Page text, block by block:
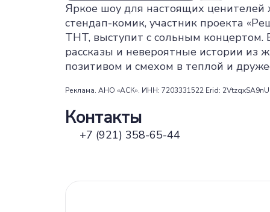
Яркое шоу для настоящих
стендап-комик, участник проекта
ТНТ, выступит с сольным
рассказы и невероятные истории из
позитивом и смехом в теплой и
Реклама. АНО «АСК». ИНН: 7203331522 Erid: 2VtzqxSA9nU
Контакты
+7 (921) 358-65-44